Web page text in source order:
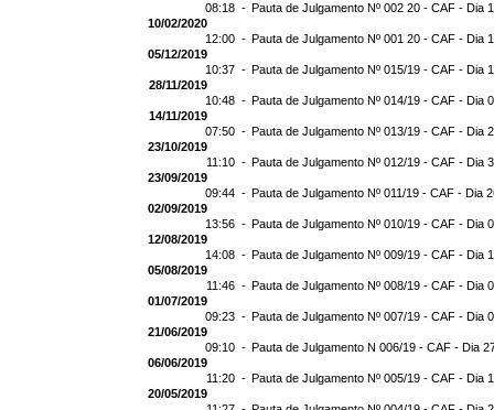
08:18 - Pauta de Julgamento Nº 002 20 - CAF - Dia
10/02/2020
12:00 - Pauta de Julgamento Nº 001 20 - CAF - Dia
05/12/2019
10:37 - Pauta de Julgamento Nº 015/19 - CAF - Dia
28/11/2019
10:48 - Pauta de Julgamento Nº 014/19 - CAF - Dia
14/11/2019
07:50 - Pauta de Julgamento Nº 013/19 - CAF - Dia
23/10/2019
11:10 - Pauta de Julgamento Nº 012/19 - CAF - Dia
23/09/2019
09:44 - Pauta de Julgamento Nº 011/19 - CAF - Dia
02/09/2019
13:56 - Pauta de Julgamento Nº 010/19 - CAF - Dia
12/08/2019
14:08 - Pauta de Julgamento Nº 009/19 - CAF - Dia
05/08/2019
11:46 - Pauta de Julgamento Nº 008/19 - CAF - Dia
01/07/2019
09:23 - Pauta de Julgamento Nº 007/19 - CAF - Dia
21/06/2019
09:10 - Pauta de Julgamento N 006/19 - CAF - Dia
06/06/2019
11:20 - Pauta de Julgamento Nº 005/19 - CAF - Dia
20/05/2019